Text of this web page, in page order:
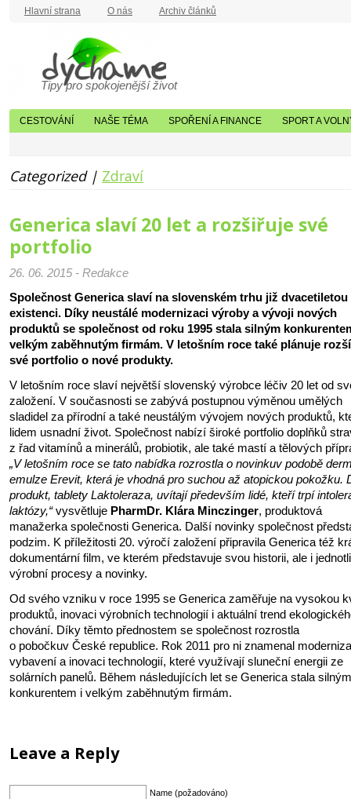
Hlavní strana O nás Archiv článků
Tipy pro spokojenější život
CESTOVÁNÍ NAŠE TÉMA SPOŘENÍ A FINANCE SPORT A
Categorized | Zdraví
Generica slaví 20 let a rozšiřuje své
portfolio
26. 06. 2015 - Redakce
Společnost Generica slaví na slovenském trhu již dvacetiletou
existenci. Díky neustálé modernizaci výroby a vývoji nových
produktů se společnost od roku 1995 stala silným
velkým zaběhnutým firmám. V letošním roce také plánuje
své portfolio o nové produkty.
V letošním roce slaví největší slovenský výrobce léčiv 20 let od
založení. V současnosti se zabývá postupnou výměnou umělých
sladidel za přírodní a také neustálým vývojem nových produktů,
lidem usnadní život. Společnost nabízí široké portfolio doplňků
z řad vitamínů a minerálů, probiotik, ale také mastí a tělových
„V letošním roce se tato nabídka rozrostla o novinkuv podobě
emulze Erevit, která je vhodná pro suchou až atopickou pokožku.
produkt, tablety Laktoleraza, uvítají především lidé, kteří trpí
laktózy,“vysvětluje PharmDr. Klára Minczinger, produktová
manažerka společnosti Generica. Další novinky společnost
podzim. K příležitosti 20. výročí založení připravila Generica též
dokumentární film, ve kterém představuje svou historii, ale i
výrobní procesy a novinky.
Od svého vzniku v roce 1995 se Generica zaměřuje na vysokou
produktů, inovaci výrobních technologií i aktuální trend
chování. Díky těmto přednostem se společnost rozrostla
o pobočkuv České republice. Rok 2011 pro ni znamenal
vybavení a inovaci technologií, které využívají sluneční energii ze
solárních panelů. Během následujících let se Generica stala silným
konkurentem i velkým zaběhnutým firmám.
Leave a Reply
Name (požadováno)